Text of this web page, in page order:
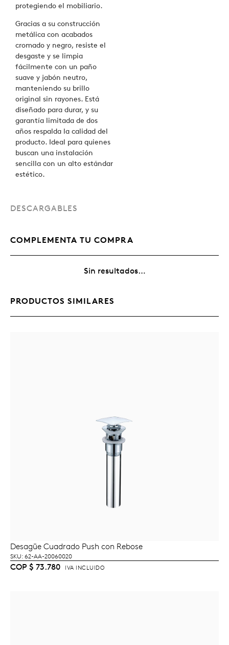
DESCARGABLES
protegiendo el mobiliario.
Gracias a su construcción
metálica con acabados
cromado y negro, resiste el
desgaste y se limpia
fácilmente con un paño
suave y jabón neutro,
manteniendo su brillo
original sin rayones. Está
diseñado para durar, y su
garantía limitada de dos
años respalda la calidad del
producto. Ideal para quienes
buscan una instalación
sencilla con un alto estándar
estético.
COMPLEMENTA TU COMPRA
Sin resultados…
PRODUCTOS SIMILARES
AÑADIR AL CARRITO
Desagüe Cuadrado Push con Rebose
SKU: 62-AA-20060020
COP $ 73.780 IVA INCLUIDO